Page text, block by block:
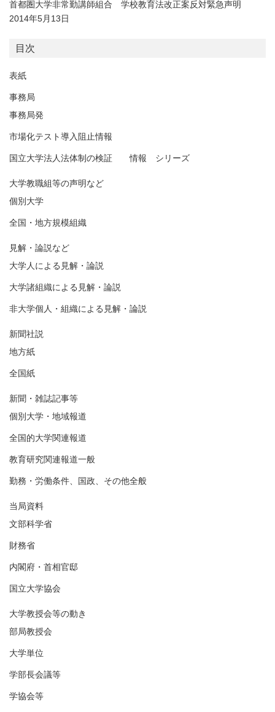
首都圏大学非常勤講師組合 学校教育法改正案反対緊急声明
2014年5月13日
目次
表紙
事務局
事務局発
市場化テスト導入阻止情報
国立大学法人法体制の検証 情報 シリーズ
大学教職組等の声明など
個別大学
全国・地方規模組織
見解・論説など
大学人による見解・論説
大学諸組織による見解・論説
非大学個人・組織による見解・論説
新聞社説
地方紙
全国紙
新聞・雑誌記事等
個別大学・地域報道
全国的大学関連報道
教育研究関連報道一般
勤務・労働条件、国政、その他全般
当局資料
文部科学省
財務省
内閣府・首相官邸
国立大学協会
大学教授会等の動き
部局教授会
大学単位
学部長会議等
学協会等